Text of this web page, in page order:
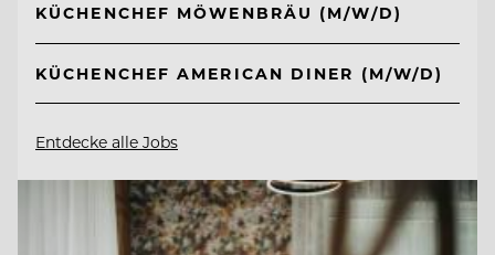
KÜCHENCHEF MÖWENBRÄU (M/W/D)
KÜCHENCHEF AMERICAN DINER (M/W/D)
Entdecke alle Jobs